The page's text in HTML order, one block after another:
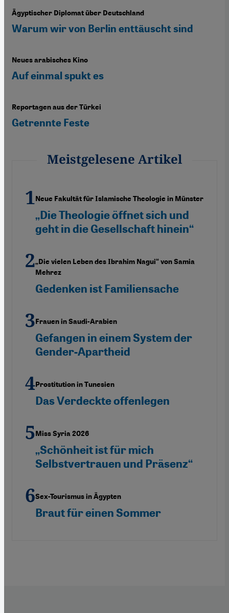
Ägyptischer Diplomat über Deutschland
Warum wir von Berlin enttäuscht sind
Neues arabisches Kino
Auf einmal spukt es
Reportagen aus der Türkei
Getrennte Feste
Meistgelesene Artikel
Neue Fakultät für Islamische Theologie in Münster
„Die Theologie öffnet sich und
geht in die Gesellschaft hinein“
„Die vielen Leben des Ibrahim Nagui“ von Samia
Mehrez
Gedenken ist Familiensache
Frauen in Saudi-Arabien
Gefangen in einem System der
Gender-Apartheid
Prostitution in Tunesien
Das Verdeckte offenlegen
Miss Syria 2026
„Schönheit ist für mich
Selbstvertrauen und Präsenz“
Sex-Tourismus in Ägypten
Braut für einen Sommer